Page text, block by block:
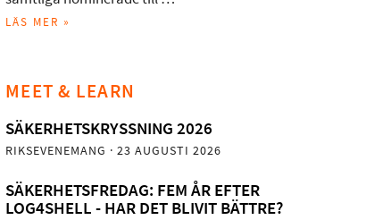
LÄS MER »
MEET & LEARN
SÄKERHETSKRYSSNING 2026
RIKSEVENEMANG · 23 AUGUSTI 2026
SÄKERHETSFREDAG: FEM ÅR EFTER
LOG4SHELL - HAR DET BLIVIT BÄTTRE?